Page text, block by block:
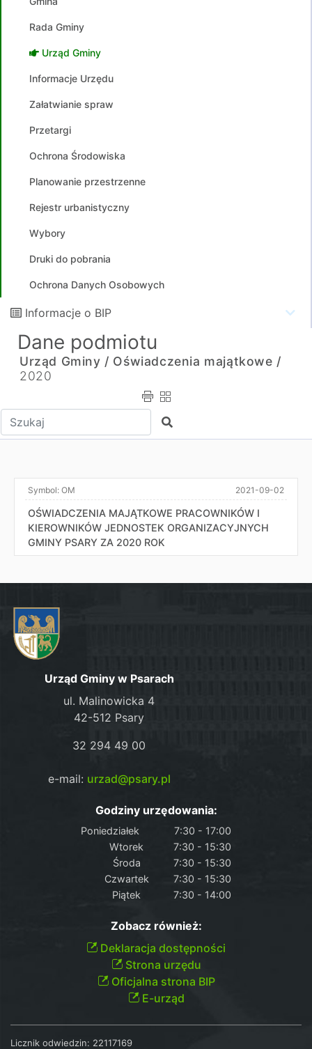
Rada Gminy
Urząd Gminy
Informacje Urzędu
Załatwianie spraw
Przetargi
Ochrona Środowiska
Planowanie przestrzenne
Rejestr urbanistyczny
Wybory
Druki do pobrania
Ochrona Danych Osobowych
Informacje o BIP
Dane podmiotu
Urząd Gminy / Oświadczenia majątkowe /
2020
Wpisz tekst do wyszukania Szukaj
Symbol: OM 2021-09-02
OŚWIADCZENIA MAJĄTKOWE PRACOWNIKÓW I
KIEROWNIKÓW JEDNOSTEK ORGANIZACYJNYCH
GMINY PSARY ZA 2020 ROK
Urząd Gminy w Psarach
ul. Malinowicka 4
42-512 Psary
32 294 49 00
e-mail: urzad@psary.pl
Godziny urzędowania:
Poniedziałek
7:30 - 17:00
Wtorek
7:30 - 15:30
Środa
7:30 - 15:30
Czwartek
7:30 - 15:30
Piątek
7:30 - 14:00
Zobacz również:
Deklaracja dostępności
Strona urzędu
Oficjalna strona BIP
E-urząd
Licznik odwiedzin: 22117169